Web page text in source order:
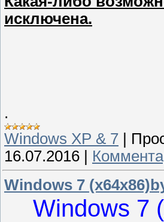
исключена.
.
Windows XP & 7
16.07.2016
Windows 7
Windows 7